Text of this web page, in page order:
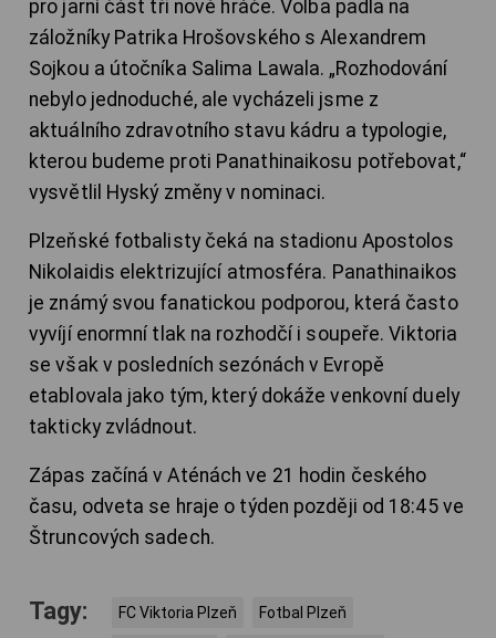
pro jarní část tři nové hráče. Volba padla na
záložníky Patrika Hrošovského s Alexandrem
Sojkou a útočníka Salima Lawala. „Rozhodování
nebylo jednoduché, ale vycházeli jsme z
aktuálního zdravotního stavu kádru a typologie,
kterou budeme proti Panathinaikosu potřebovat,“
vysvětlil Hyský změny v nominaci.
Plzeňské fotbalisty čeká na stadionu Apostolos
Nikolaidis elektrizující atmosféra. Panathinaikos
je známý svou fanatickou podporou, která často
vyvíjí enormní tlak na rozhodčí i soupeře. Viktoria
se však v posledních sezónách v Evropě
etablovala jako tým, který dokáže venkovní duely
takticky zvládnout.
Zápas začíná v Aténách ve 21 hodin českého
času, odveta se hraje o týden později od 18:45 ve
Štruncových sadech.
Tagy: FC Viktoria Plzeň Fotbal Plzeň